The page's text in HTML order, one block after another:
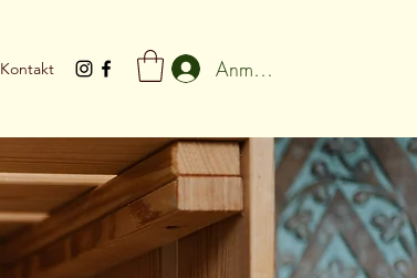
Kontakt Anmelden